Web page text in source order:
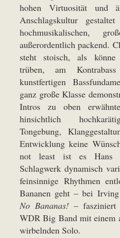
hohen Virtuosität und
Anschlagskultur
hochmusikalischen,
außerordentlich packend.
steht stoisch, als
trüben, am
kunstfertigen
ganz große Klasse
Intros zu oben
hinsichtlich
Tongebung,
Entwicklung keine
not least ist es Hans
Schlagwerk dynamisch
feinsinnige Rhythmen
Bananen geht – bei
No Bananas!– fasziniert
WDR Big Band mit einem
wirbelnden Solo.